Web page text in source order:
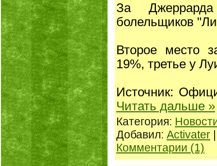
За Джеррарда
болельщиков
Второе место
19%, третье у
Источник:
Читать дальше »
Категория:
Добавил: Activater
Комментарии (1)